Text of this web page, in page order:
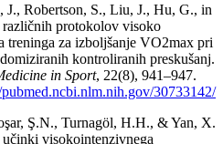
J., Robertson, S., Liu, J., Hu, G., in
protokolov visoko
treninga za izboljšanje VO2max pri
kontroliranih preskušanj.
in Sport, 22(8), 941–947.
30733142/
Ş.N., Turnagöl, H.H., & Yan, X.
visokointenzivnega